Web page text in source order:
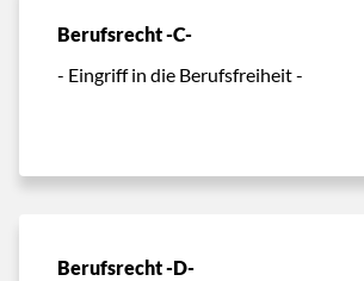
Berufsrecht -C-
- Eingriff in die Berufsfreiheit -
Berufsrecht -D-